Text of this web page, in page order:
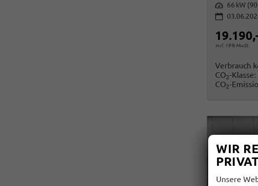
Leistung 66 kW (90
incl. 19% MwSt.
Verbrauch
CO2-Klasse:
CO2-
WIR
Unsere